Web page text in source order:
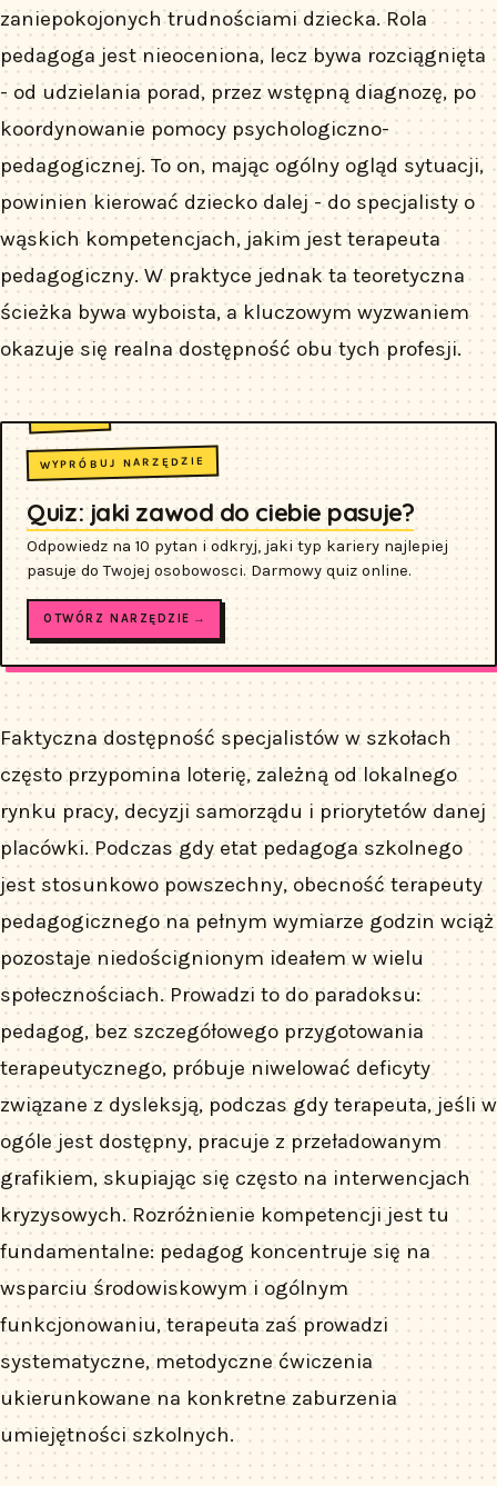
zaniepokojonych trudnościami dziecka. Rola
pedagoga jest nieoceniona, lecz bywa rozciągnięta
- od udzielania porad, przez wstępną diagnozę, po
koordynowanie pomocy psychologiczno-
pedagogicznej. To on, mając ogólny ogląd sytuacji,
powinien kierować dziecko dalej - do specjalisty o
wąskich kompetencjach, jakim jest terapeuta
pedagogiczny. W praktyce jednak ta teoretyczna
ścieżka bywa wyboista, a kluczowym wyzwaniem
okazuje się realna dostępność obu tych profesji.
WYPRÓBUJ NARZĘDZIE
Quiz: jaki zawod do ciebie pasuje?
Odpowiedz na 10 pytan i odkryj, jaki typ kariery najlepiej
pasuje do Twojej osobowosci. Darmowy quiz online.
OTWÓRZ NARZĘDZIE →
Faktyczna dostępność specjalistów w szkołach
często przypomina loterię, zależną od lokalnego
rynku pracy, decyzji samorządu i priorytetów danej
placówki. Podczas gdy etat pedagoga szkolnego
jest stosunkowo powszechny, obecność terapeuty
pedagogicznego na pełnym wymiarze godzin wciąż
pozostaje niedoścignionym ideałem w wielu
społecznościach. Prowadzi to do paradoksu:
pedagog, bez szczegółowego przygotowania
terapeutycznego, próbuje niwelować deficyty
związane z dysleksją, podczas gdy terapeuta, jeśli w
ogóle jest dostępny, pracuje z przeładowanym
grafikiem, skupiając się często na interwencjach
kryzysowych. Rozróżnienie kompetencji jest tu
fundamentalne: pedagog koncentruje się na
wsparciu środowiskowym i ogólnym
funkcjonowaniu, terapeuta zaś prowadzi
systematyczne, metodyczne ćwiczenia
ukierunkowane na konkretne zaburzenia
umiejętności szkolnych.